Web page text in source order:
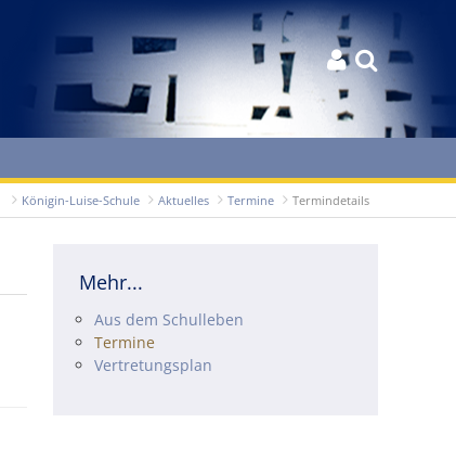
 
Königin-Luise-Schule Aktuelles Termine Termindetails
Mehr...
Navigation überspringen
Aus dem Schulleben
Termine
Vertretungsplan